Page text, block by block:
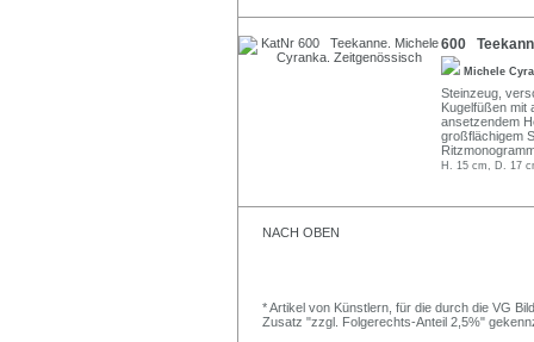
600
Michele
Steinzeug,
Kugelfüßen mit
ansetzendem
großflächigem
H. 15 cm, D. 17
NACH OBEN
* Artikel von Künstlern, für die durch die VG
Zusatz "zzgl. Folgerechts-Anteil 2,5%"